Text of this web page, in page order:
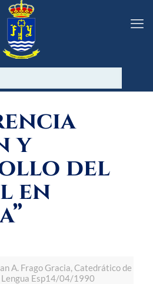
y
del
en
A. Frago Gracia, Catedrático de
Esp14/04/1990